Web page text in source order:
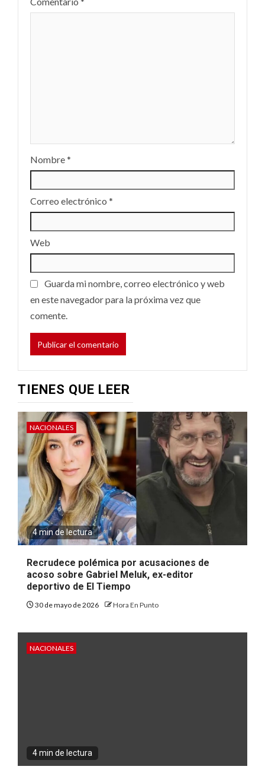
Nombre*
Correo electrónico *
Web
Guarda mi nombre, correo electrónico y web
en este navegador para la próxima vez que
comente.
TIENES QUE LEER
NACIONALES
4 min de lectura
Recrudece polémica por acusaciones de
acoso sobre Gabriel Meluk, ex-editor
deportivo de El Tiempo
30 de mayo de 2026 Hora En Punto
NACIONALES
4 min de lectura